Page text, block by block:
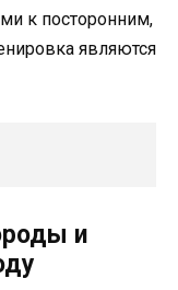
к посторонним,
являются
и